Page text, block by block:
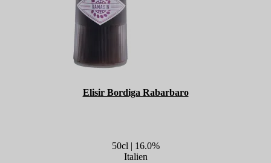
Elisir Bordiga Rabarbaro
50cl | 16.0%
Italien